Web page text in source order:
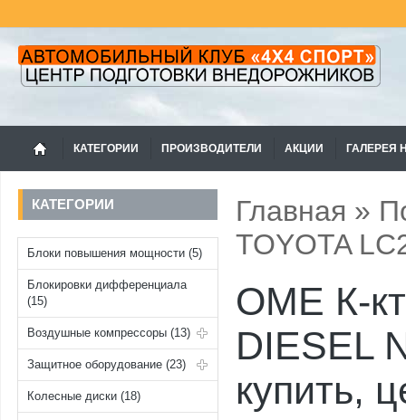
КАТЕГОРИИ ПРОИЗВОДИТЕЛИ АКЦИИ ГАЛЕРЕЯ
КАТЕГОРИИ
Блоки повышения мощности (5)
Блокировки дифференциала
(15)
Воздушные компрессоры (13)
Защитное оборудование (23)
Колесные диски (18)
Главная »
TOYOTA
OME К-
DIESEL
купить,